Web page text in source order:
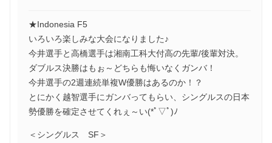
★Indonesia F5
いろいろ楽しみな大会になりました♪
今井選手と高橋選手は湘南工科大付高の先輩/後輩対決。
ダブルス決勝はもぉ～どちらも悔いなくガンバ！
今井選手の2週連続単複W優勝はあるのか！？
とにかく越智選手にガンバってもらい、シングルスの日本
勢優勝を確定させてくれぇ～い(*ﾟ▽ﾟ)ﾉ
＜シングルス SF＞